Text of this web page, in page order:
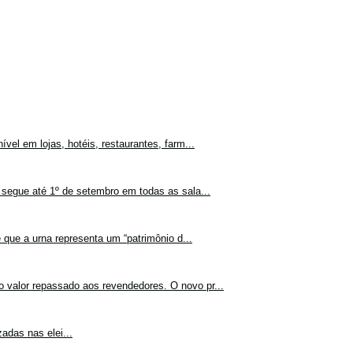
em lojas, hotéis, restaurantes, farm...
até 1º de setembro em todas as sala...
a urna representa um “patrimônio d...
repassado aos revendedores. O novo pr...
nas elei...